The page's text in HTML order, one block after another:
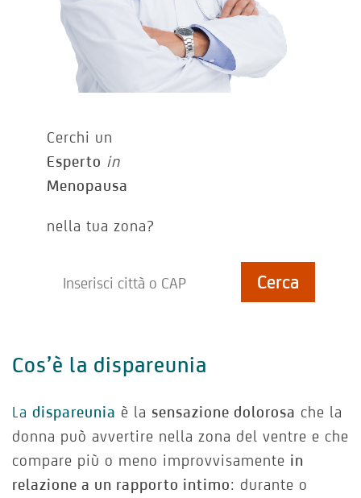
Cerchi un
Esperto in
Menopausa
nella tua zona?
Cos’è la dispareunia
La dispareunia è la sensazione dolorosa che la
donna può avvertire nella zona del ventre e che
compare più o meno improvvisamente in
relazione a un rapporto intimo: durante o